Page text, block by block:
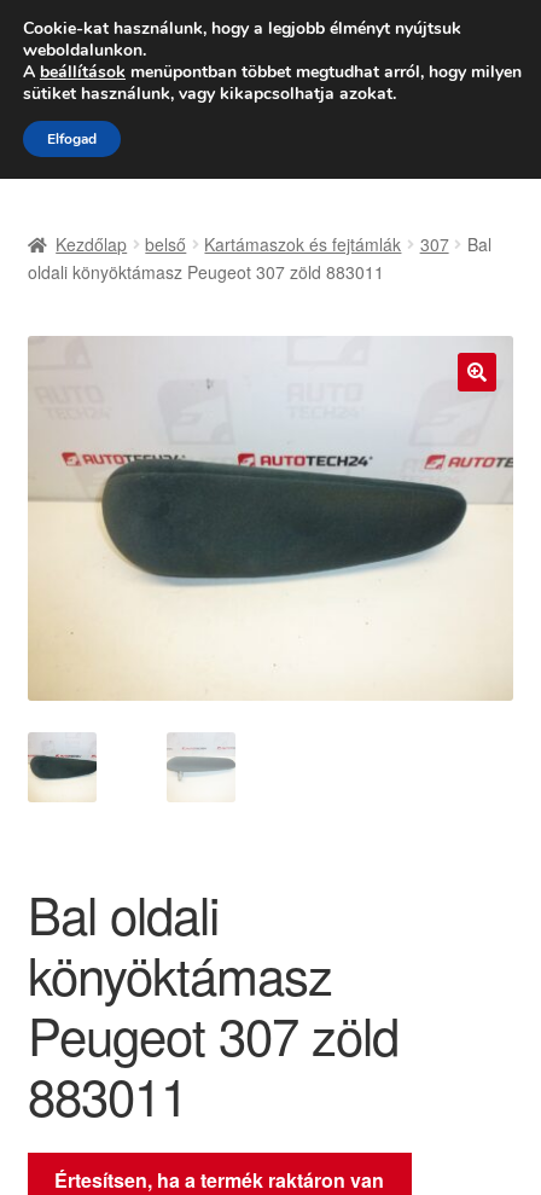
SZÁLLÍTÁS 2618 Ft-tól
Hétfő-Péntek 9:00–16:0006 80 088 054
Ugrás
a
navigációhoz
Kilépés
a
tartalomba
Adatvédelmi irányelvek
Kifizetések
Panaszkezelési szabályzat
Saját fiókom
Szállítás világszerte
Szekér
Kezdőlap belső Kartámaszok és fejtámlák 307
Bal
oldali könyöktámasz Peugeot 307 zöld 883011
Bal oldali
könyöktámasz
Peugeot 307 zöld
883011
Értesítsen, ha a termék raktáron van
Cookie-kat használunk, hogy a legjobb élményt nyújtsuk
weboldalunkon.
A beállítások menüpontban többet megtudhat arról, hogy milyen
sütiket használunk, vagy kikapcsolhatja azokat.
Elfogad